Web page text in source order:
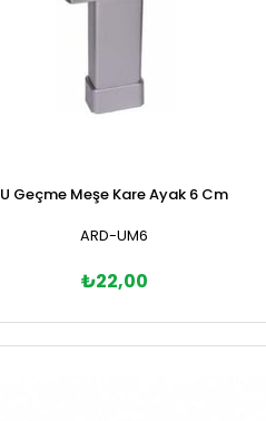
U Geçme Meşe Kare Ayak 6 Cm
ARD-UM6
₺22,00
Sepete Ekle